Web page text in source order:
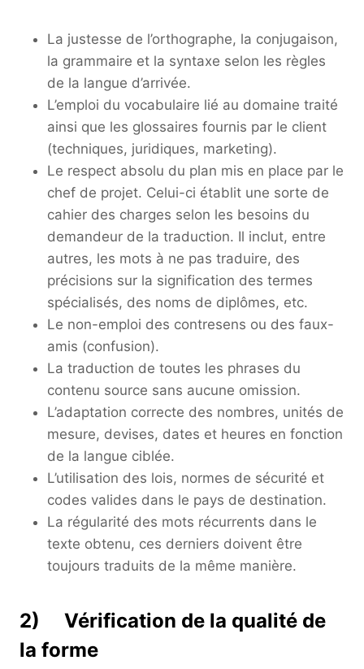
La justesse de l’orthographe, la conjugaison,
la grammaire et la syntaxe selon les règles
de la langue d’arrivée.
L’emploi du vocabulaire lié au domaine traité
ainsi que les glossaires fournis par le client
(techniques, juridiques, marketing).
Le respect absolu du plan mis en place par le
chef de projet. Celui-ci établit une sorte de
cahier des charges selon les besoins du
demandeur de la traduction. Il inclut, entre
autres, les mots à ne pas traduire, des
précisions sur la signification des termes
spécialisés, des noms de diplômes, etc.
Le non-emploi des contresens ou des faux-
amis (confusion).
La traduction de toutes les phrases du
contenu source sans aucune omission.
L’adaptation correcte des nombres, unités de
mesure, devises, dates et heures en fonction
de la langue ciblée.
L’utilisation des lois, normes de sécurité et
codes valides dans le pays de destination.
La régularité des mots récurrents dans le
texte obtenu, ces derniers doivent être
toujours traduits de la même manière.
2) Vérification de la qualité de
la forme